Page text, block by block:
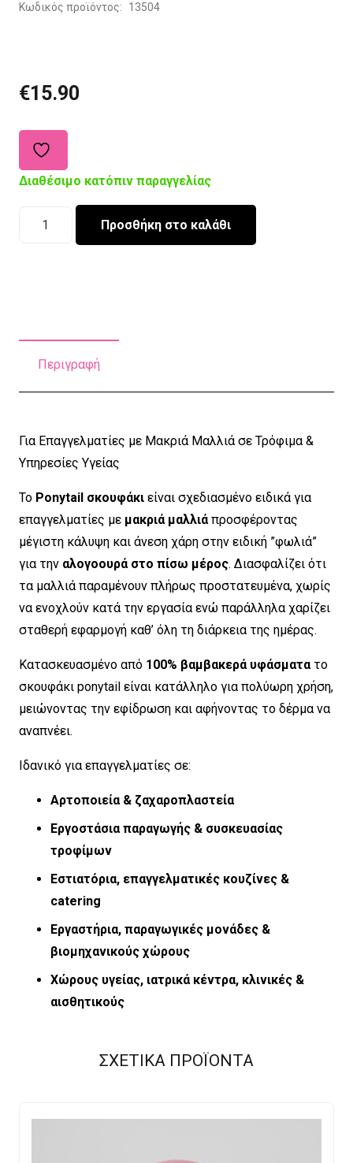
Κωδικός προϊόντος: 13504
€15.90
Διαθέσιμο κατόπιν παραγγελίας
Χειροποίητο
Προσθήκη στο καλάθι
Περιγραφή
Για Επαγγελματίες με Μακριά Μαλλιά σε Τρόφιμα &
Υπηρεσίες Υγείας
Το Ponytail σκουφάκι είναι σχεδιασμένο ειδικά για
επαγγελματίες με μακριά μαλλιάπροσφέροντας
μέγιστη κάλυψη και άνεση χάρη στην ειδική ”φωλιά”
για την αλογοουρά στο πίσω μέρος. Διασφαλίζει ότι
τα μαλλιά παραμένουν πλήρως προστατευμένα, χωρίς
να ενοχλούν κατά την εργασία ενώ παράλληλα χαρίζει
σταθερή εφαρμογή καθ’ όλη τη διάρκεια της ημέρας.
Κατασκευασμένο από 100% βαμβακερά υφάσματα το
σκουφάκι ponytail είναι κατάλληλο για πολύωρη χρήση,
μειώνοντας την εφίδρωση και αφήνοντας το δέρμα να
αναπνέει.
Ιδανικό για επαγγελματίες σε:
Αρτοποιεία & ζαχαροπλαστεία
Εργοστάσια παραγωγής & συσκευασίας
τροφίμων
Εστιατόρια, επαγγελματικές κουζίνες &
catering
Εργαστήρια, παραγωγικές μονάδες &
βιομηχανικούς χώρους
Χώρους υγείας, ιατρικά κέντρα, κλινικές &
αισθητικούς
ΣΧΕΤΙΚΑ ΠΡΟΪΟΝΤΑ